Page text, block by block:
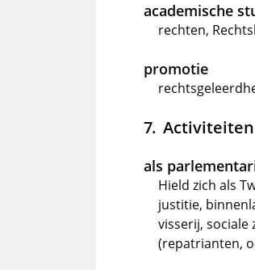
academische
rechten,
promotie
Activiteiten
als
Hield zich als
justitie,
visserij, sociale
(repatrianten,